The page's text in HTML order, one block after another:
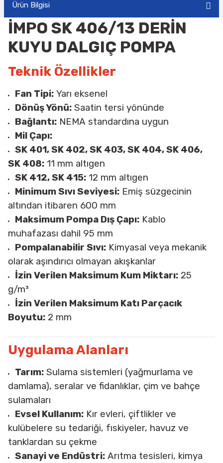
Ürün Bilgisi
İMPO SK 406/13 DERİN
KUYU DALGIÇ POMPA
Teknik Özellikler
Fan Tipi: Yarı eksenel
Dönüş Yönü: Saatin tersi yönünde
Bağlantı: NEMA standardına uygun
Mil Çapı:
SK 401, SK 402, SK 403, SK 404, SK 406,
SK 408: 11 mm altıgen
SK 412, SK 415: 12 mm altıgen
Minimum Sıvı Seviyesi: Emiş süzgecinin
altından itibaren 600 mm
Maksimum Pompa Dış Çapı: Kablo
muhafazası dahil 95 mm
Pompalanabilir Sıvı: Kimyasal veya mekanik
olarak aşındırıcı olmayan akışkanlar
İzin Verilen Maksimum Kum Miktarı: 25
g/m³
İzin Verilen Maksimum Katı Parçacık
Boyutu: 2 mm
Uygulama Alanları
Tarım: Sulama sistemleri (yağmurlama ve
damlama), seralar ve fidanlıklar, çim ve bahçe
sulamaları
Evsel Kullanım: Kır evleri, çiftlikler ve
kulübelere su tedariği, fıskiyeler, havuz ve
tanklardan su çekme
Sanayi ve Endüstri: Arıtma tesisleri, kimya